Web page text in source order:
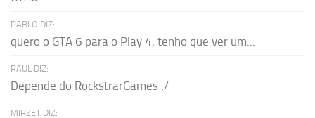
PABLO DIZ:
quero o GTA 6 para o Play 4, tenho que ver um...
RAUL DIZ:
Depende do RockstrarGames :/
MIRZET DIZ: